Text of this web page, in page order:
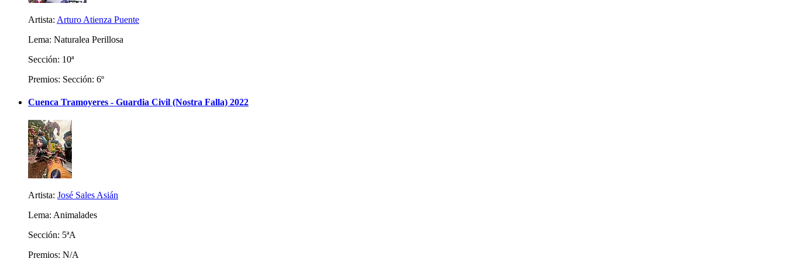
Artista: Arturo Atienza Puente
Lema: Naturalea Perillosa
Sección: 10ª
Premios: Sección: 6º
Cuenca Tramoyeres - Guardia Civil (Nostra Falla) 2022
Artista: José Sales Asián
Lema: Animalades
Sección: 5ªA
Premios: N/A